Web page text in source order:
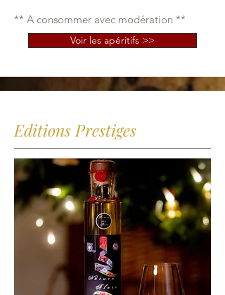
** A consommer avec modération **
Voir les apéritifs >>
Editions Prestiges